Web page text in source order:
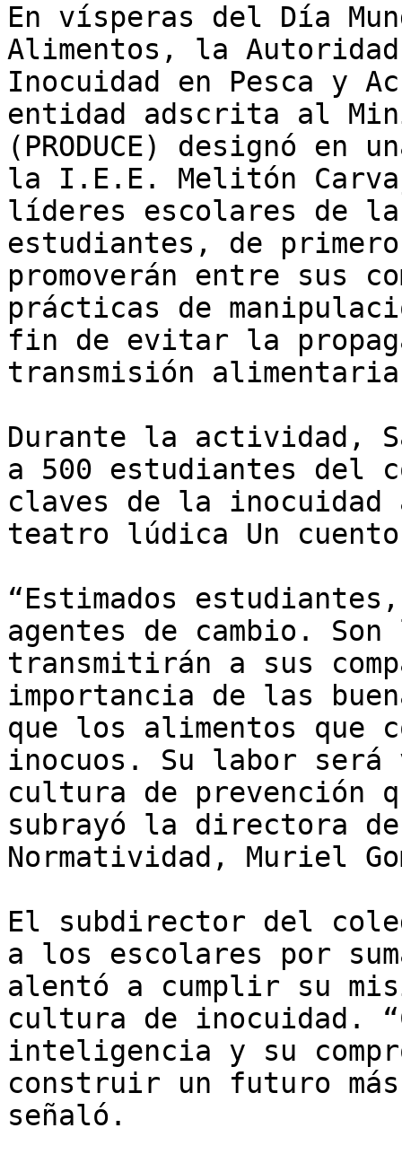
En vísperas del Día
Alimentos, la
Inocuidad en Pesca y
entidad adscrita al
(PRODUCE) designó en
la I.E.E. Melitón
líderes escolares de
estudiantes, de
promoverán entre sus
prácticas de
fin de evitar la
transmisión
Durante la actividad,
a 500 estudiantes del
claves de la
teatro lúdica Un
“Estimados
agentes de cambio.
transmitirán a sus
importancia de las
que los alimentos que
inocuos. Su labor
cultura de prevención
subrayó la directora
Normatividad, Muriel
El subdirector del
a los escolares por
alentó a cumplir su
cultura de inocuidad.
inteligencia y su
construir un futuro
señaló.